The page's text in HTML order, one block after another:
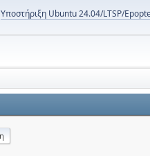
Υποστήριξη Ubuntu 24.04/LTSP/